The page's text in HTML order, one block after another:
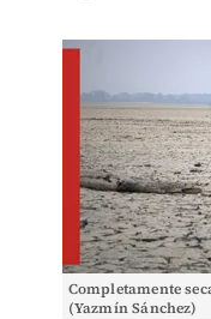
Completamente
(Yazmín Sánchez)